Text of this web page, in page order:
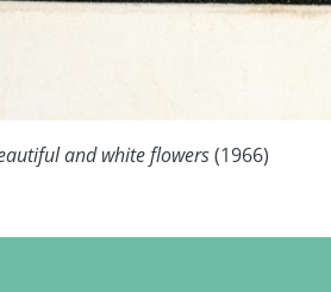
and white flowers(1966)